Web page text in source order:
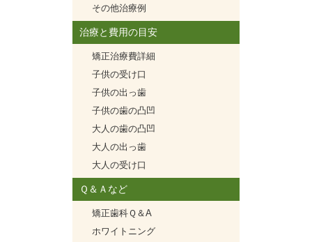
その他治療例
治療と費用の目安
矯正治療費詳細
子供の受け口
子供の出っ歯
子供の歯の凸凹
大人の歯の凸凹
大人の出っ歯
大人の受け口
Ｑ＆Ａなど
矯正歯科Ｑ＆A
ホワイトニング